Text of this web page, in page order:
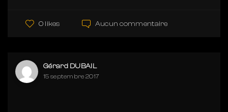
0 likes Aucun commentaire
Gérard DUBAIL
15 septembre 2017